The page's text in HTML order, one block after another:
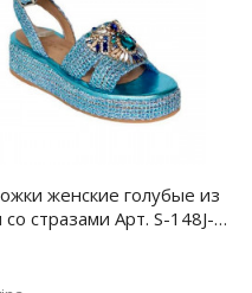
женские голубые из
стразами Арт. S-148J-